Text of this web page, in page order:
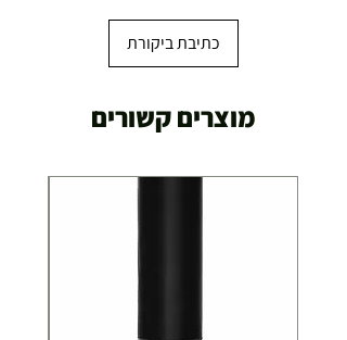
כתיבת ביקורת
מוצרים קשורים